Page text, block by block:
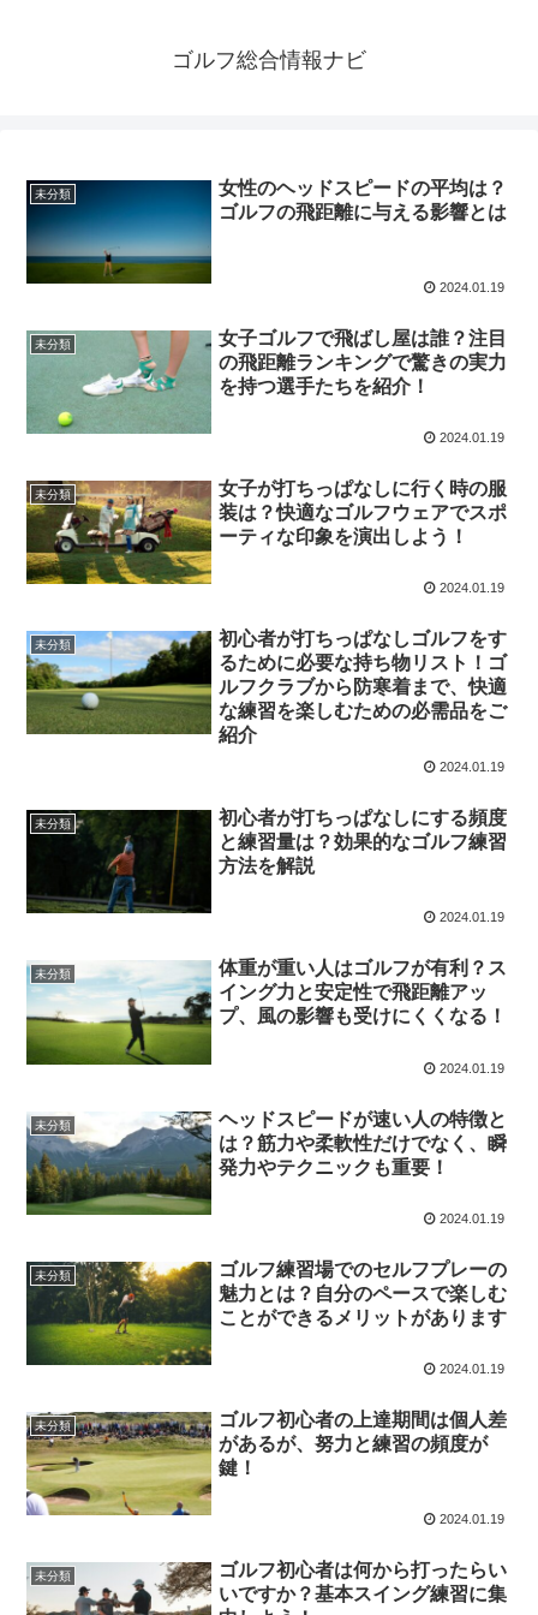
ゴルフ総合情報ナビ
未分類
女性のヘッドスピードの平均は？
ゴルフの飛距離に与える影響とは
2024.01.19
未分類
女子ゴルフで飛ばし屋は誰？注目
の飛距離ランキングで驚きの実力
を持つ選手たちを紹介！
2024.01.19
未分類
女子が打ちっぱなしに行く時の服
装は？快適なゴルフウェアでスポ
ーティな印象を演出しよう！
2024.01.19
未分類
初心者が打ちっぱなしゴルフをす
るために必要な持ち物リスト！ゴ
ルフクラブから防寒着まで、快適
な練習を楽しむための必需品をご
紹介
2024.01.19
未分類
初心者が打ちっぱなしにする頻度
と練習量は？効果的なゴルフ練習
方法を解説
2024.01.19
未分類
体重が重い人はゴルフが有利？ス
イング力と安定性で飛距離アッ
プ、風の影響も受けにくくなる！
2024.01.19
未分類
ヘッドスピードが速い人の特徴と
は？筋力や柔軟性だけでなく、瞬
発力やテクニックも重要！
2024.01.19
未分類
ゴルフ練習場でのセルフプレーの
魅力とは？自分のペースで楽しむ
ことができるメリットがあります
2024.01.19
未分類
ゴルフ初心者の上達期間は個人差
があるが、努力と練習の頻度が
鍵！
2024.01.19
未分類
ゴルフ初心者は何から打ったらい
いですか？基本スイング練習に集